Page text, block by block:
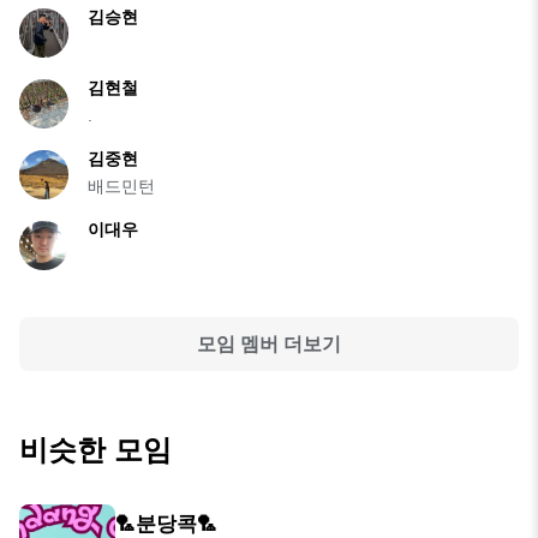
김승현
김현철
김중현
배드민턴
이대우
모임 멤버 더보기
비슷한 모임
🏸분당콕🏸